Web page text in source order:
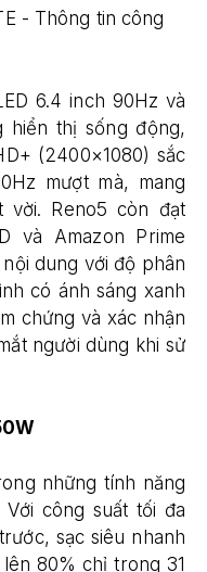
6.4 inch 90Hz và
hiển thị sống động,
(2400×1080) sắc
mượt mà, mang
vời. Reno5 còn đạt
và Amazon Prime
dung với độ phân
có ánh sáng xanh
chứng và xác nhận
người dùng khi sử
những tính năng
công suất tối đa
sạc siêu nhanh
80% chỉ trong 31